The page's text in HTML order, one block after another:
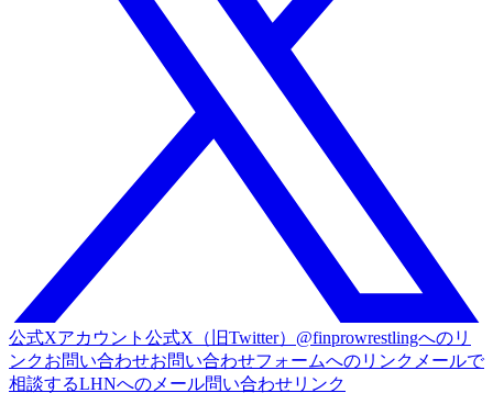
公式Xアカウント 公式X（旧Twitter）@finprowrestlingへのリ
ンクお問い合わせお問い合わせフォームへのリンク メールで
相談するLHNへのメール問い合わせリンク